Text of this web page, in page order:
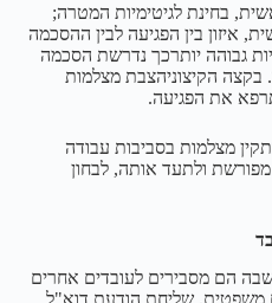
בחינת לגיטימיות המטרה;
איזון בין הפגיעה לבין ההסכמה
גבוהה יותרכך נדרשת הסכמה
הקיצוניהצבת מצלמות
את הפגיעה.
מצלמות בסביבות עבודה
ולתעד אותה, לבחון
הם מסבירים לעובדים אחרים